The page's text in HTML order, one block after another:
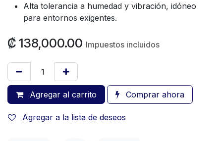
Alta tolerancia a humedad y vibración, idóneo
para entornos exigentes.
₡ 138,000.00 Impuestos incluidos
Agregar al carrito Comprar ahora
Agregar a la lista de deseos